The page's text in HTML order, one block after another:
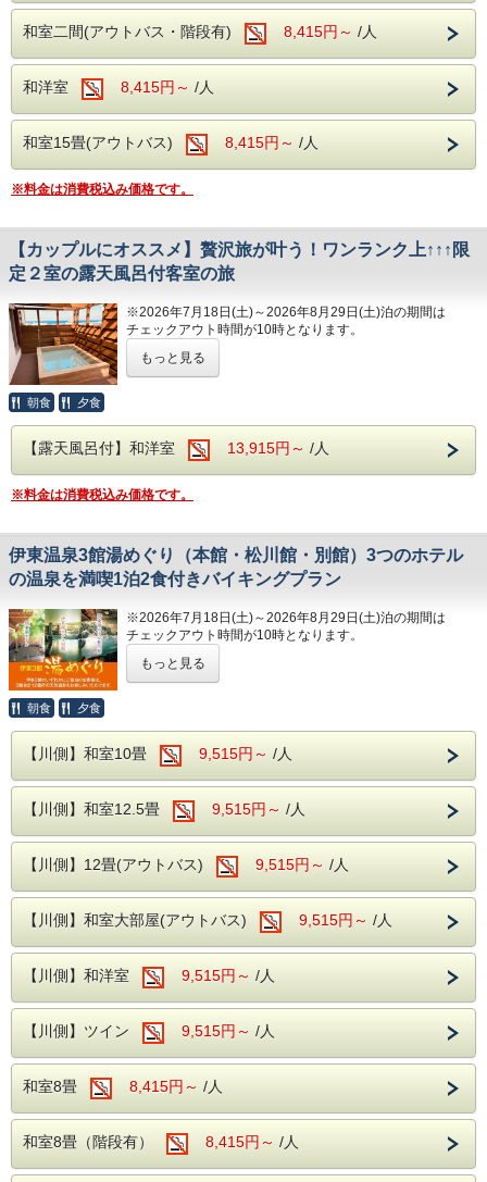
●ご朝食●
和洋バイキング、ソフトドリンクもサービス
７時００分～（※８時３０分までに会場にお越しください）
※都合により変更になる場合もありますので事前に確認くだ
さい。
従業員一同、お客様のご来館を心よりお待ちしております。
和室二間(アウトバス・階段有) 8,415円～ /人
和洋室 8,415円～ /人
和室15畳(アウトバス) 8,415円～ /人
※料金は消費税込み価格です。
【カップルにオススメ】贅沢旅が叶う！ワンランク上↑↑↑限
定２室の露天風呂付客室の旅
※2026年7月18日(土)～2026年8月29日(土)泊の期間は
チェックアウト時間が10時となります。
露天風呂付き和洋室確約プラン！
んか？
す時間はまさに格別。
誰にも邪魔されないプライベート空間で、ゆったりとお寛ぎ
※露天風呂のお湯は温泉ではございません。
～カップル向け観光スポット～
伊東市には、カップル旅行に最適な観光スポットも数多くご
■グランイルミ
秋から夏の終わりまで開園されているグランイルミ。
※営業日程に関しては、グランイルミ公式HPをご覧くださ
い。
■伊豆シャボテン動物公園
距離感ゼロの体験が楽しめるアクティビティ動物公園。
1500種類以上のサボテンや140種類の動物たちがお出迎え
します。
かわいいテディベアが多数展示されております。
中でも人気な「となりのトトロのぬいぐるみ展」では、まる
でトトロの世界にいるような世界観となり、ネコバスの中に
入って写真撮影なども行えます。
この他にも、小室山リッジウォークや伊東マリンタウンな
ど、カップルにおすすめしたい観光スポットが数多くござい
ます！
2人だけの大切な思い出を作ってみてはいかがでしょうか？
---ご夕食---
和洋中のバイキングをレストランにてお楽し
みいただけます。
もっと見る
朝食 夕食
【露天風呂付】和洋室 13,915円～ /人
※料金は消費税込み価格です。
伊東温泉3館湯めぐり（本館・松川館・別館）3つのホテル
の温泉を満喫1泊2食付きバイキングプラン
※2026年7月18日(土)～2026年8月29日(土)泊の期間は
チェックアウト時間が10時となります。
松川館・別館）がございます。
それぞれ趣の異なるお風呂をご用意しており、泉質や雰囲気
の違いを楽しみながら、ゆったりと湯めぐりをしていただけ
ます。
昔ながらの温泉地では、宿とは別に「外湯（そとゆ）」と呼
ばれる共同浴場があり、
いくつもの湯をめぐるのが旅の醍醐味でした。
そんな古き良き温泉情緒を、今でも気軽に味わえるのがこ
の“お湯めぐり”です。
3館はいずれも徒歩１〜３分ほどの距離。
足元にご不安のある方でも、無理なくお出かけいただけま
少し歩くだけで、また違った湯のぬくもりと景色が広がりま
健康づくりや気分転換にもぴったり。
でお楽しみください。
【ご利用案内】
もっと見る
朝食 夕食
【川側】和室10畳 9,515円～ /人
【川側】和室12.5畳 9,515円～ /人
【川側】12畳(アウトバス) 9,515円～ /人
【川側】和室大部屋(アウトバス) 9,515円～ /人
【川側】和洋室 9,515円～ /人
【川側】ツイン 9,515円～ /人
和室8畳 8,415円～ /人
和室8畳（階段有） 8,415円～ /人